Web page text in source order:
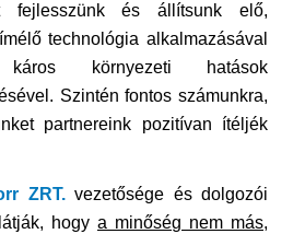
fejlesszünk és állítsunk elő,
technológia alkalmazásával
környezeti hatások
Szintén fontos számunkra,
partnereink pozitívan ítéljék
ZRT.vezetősége és dolgozói
hogy a minőség nem más,